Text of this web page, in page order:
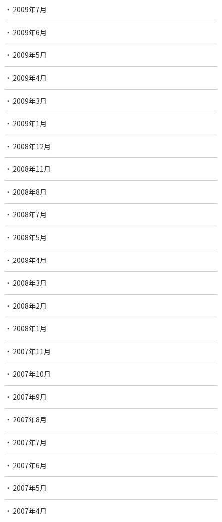
2009年7月
2009年6月
2009年5月
2009年4月
2009年3月
2009年1月
2008年12月
2008年11月
2008年8月
2008年7月
2008年5月
2008年4月
2008年3月
2008年2月
2008年1月
2007年11月
2007年10月
2007年9月
2007年8月
2007年7月
2007年6月
2007年5月
2007年4月